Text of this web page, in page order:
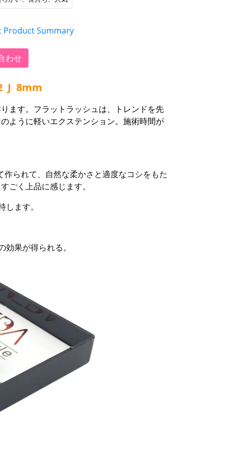
Summary
わせ
J 8mm
ます。フラットラッシュは、トレンドを先
ように軽いエクステンション。施術時間が
られて、自然な柔かさと適度なコシをもた
ごく上品に感じます。
ます。
果が得られる。